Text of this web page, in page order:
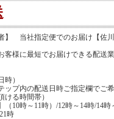
者】 当社指定便でのお届け【佐
客様に最短でお届けできる配送
時）
ップ内の配送日時ご指定欄でご
ける時間帯）
（10時～11時）/12時～14時/14
時